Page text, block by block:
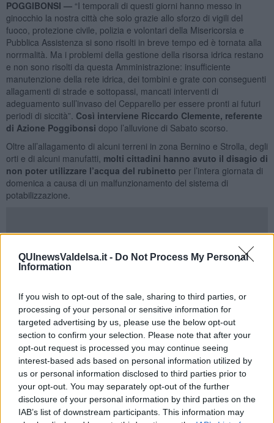
QUInewsValdelsa.it - Do Not Process My Personal
Information
If you wish to opt-out of the sale, sharing to third parties, or
processing of your personal or sensitive information for
targeted advertising by us, please use the below opt-out
section to confirm your selection. Please note that after your
opt-out request is processed you may continue seeing
interest-based ads based on personal information utilized by
us or personal information disclosed to third parties prior to
your opt-out. You may separately opt-out of the further
disclosure of your personal information by third parties on the
IAB’s list of downstream participants. This information may
POGGIBONSI — “I temporali di questi giorni hanno messo in
ginocchio la nostra città che solo grazie allo sforzo di vigili del
fuoco, protezione civile, polizia e volontari della Misericorsia e
Pubblica Assistenza si sono risolti in breve tempo ed è tornata alla
norrmalità. Ma i problemi della gestione della risorsa idrica restano
e non sono risolti da questa Amministrazione: insufficiente
manutenzione della rete idrica, dei tombini e grate con conseguenti
allagamenti di strade e sottopassi, mancati interventi di
adeguamento sull’invaso del Cepparello per essere pronti ai futuri
periodi di siccità”. Così interviene Riccardo Clemente, referente
di Azione Poggibonsi dopo l’alluvione di Sabato scorso.
Oltre all’allagamento di alcuni terreni in zona Bernino e Strolla, degli
orti e di alcuni manufatti, molti cittadini hanno avuto il disagio di
non poter utilizzare l’acqua del rubinetto per l’intera giornata di
domenica a causa di un malfunzionamento del sistema di
potabilizzazione.
comunicazione mentre molti cittadini
chiedevano spiegazioni di come utilizzare l’acqua e dei tempi di
risoluzione del problema questo secondo Azione è la pecca
"L'alluvione non è certo colpa del Sindaco né della società pubblica
Acque. anche se le allerte meteo degli ultimi giorni avrebbero,
forse, suggerito un po’ più di preparazione da parte della
Amministrazione (es. pulizia tombini) e di Acque. Come sempre gli
addetti, vigili del fuoco, protezione civile, vigili e volontari della
Misericordia, hanno evitato il peggio e risolto l'emergenza. A loro la
nostra gratitudine. Il tema dell'acqua a Poggibonsi, tuttavia, non si
può limitare ad un evento eccezionale di cui nessuno ha colpa. Nei
giorni scorsi e negli anni passati abbiamo subito piccoli e grandi
disagi di cui questo Sindaco e Amministrazione sono responsabili.